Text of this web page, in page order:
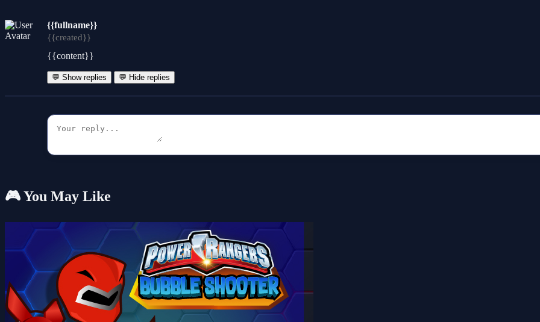
{{fullname}}
{{created}}
{{content}}
💬 Show replies 💬 Hide replies
🎮 You May Like